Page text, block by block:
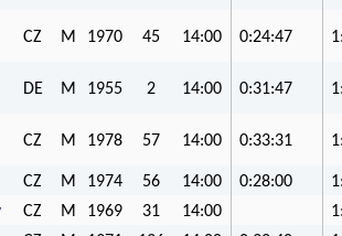
CZ M 1970 45 14:00 0:24:47
DE M 1955 2 14:00 0:31:47
CZ M 1978 57 14:00 0:33:31
CZ M 1974 56 14:00 0:28:00
CZ M 1969 31 14:00